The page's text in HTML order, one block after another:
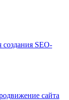
создания SEO-
сайта